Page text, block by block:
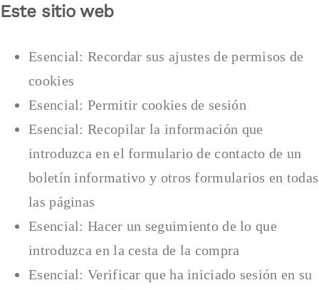
Este sitio web
Esencial: Recordar sus ajustes de permisos de
cookies
Esencial: Permitir cookies de sesión
Esencial: Recopilar la información que
introduzca en el formulario de contacto de un
boletín informativo y otros formularios en todas
las páginas
Esencial: Hacer un seguimiento de lo que
introduzca en la cesta de la compra
Esencial: Verificar que ha iniciado sesión en su